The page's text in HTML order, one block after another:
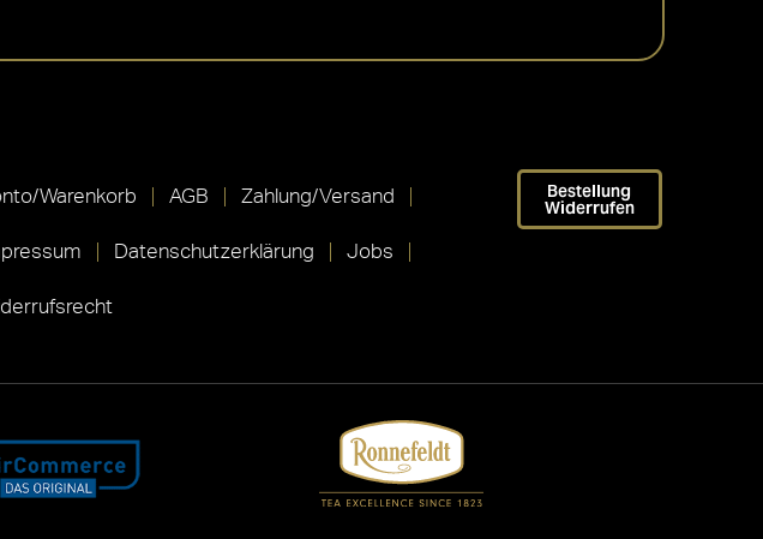
Warenkorb AGB Zahlung/Versand
Datenschutzerklärung Jobs
Bestellung
Widerrufen